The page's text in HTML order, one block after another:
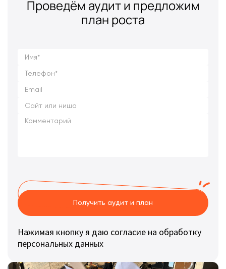
Проведём аудит и предложим
план роста
Получить аудит и план
Нажимая кнопку я даю согласие на обработку
персональных данных